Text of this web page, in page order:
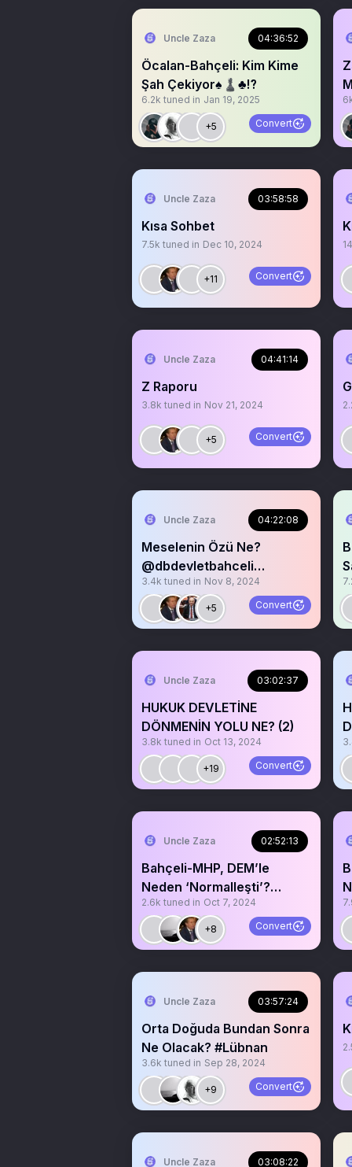
Uncle Zaza 04:36:52
Öcalan-Bahçeli: Kim Kime
Şah Çekiyor♠️♟️♣️⁉️
6.2k tuned in Jan 19, 2025
+5 Convert
Uncle Zaza 03:58:58
Kısa Sohbet
7.5k tuned in Dec 10, 2024
+11 Convert
Uncle Zaza 04:41:14
Z Raporu
3.8k tuned in Nov 21, 2024
+5 Convert
Uncle Zaza 04:22:08
Meselenin Özü Ne?
@dbdevletbahceli
@RTErdogan
3.4k tuned in Nov 8, 2024
+5 Convert
Uncle Zaza 03:02:37
HUKUK DEVLETİNE
DÖNMENİN YOLU NE? (2)
3.8k tuned in Oct 13, 2024
+19 Convert
Uncle Zaza 02:52:13
Bahçeli-MHP, DEM’le
Neden ‘Normalleşti’?
@DemGenelMerkezi
@MHP_Bilgi 2
2.6k tuned in Oct 7, 2024
+8 Convert
Uncle Zaza 03:57:24
Orta Doğuda Bundan Sonra
Ne Olacak? #Lübnan
3.6k tuned in Sep 28, 2024
+9 Convert
Uncle Zaza 03:08:22